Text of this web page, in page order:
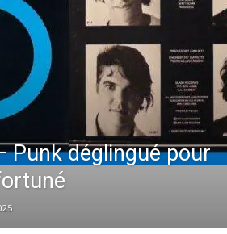
Punk déglingué pour